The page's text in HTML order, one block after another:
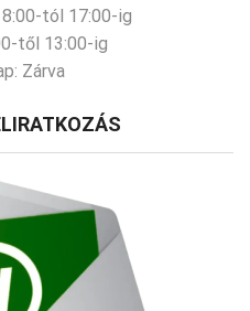
8:00-tól 17:00-ig
től 13:00-ig
Zárva